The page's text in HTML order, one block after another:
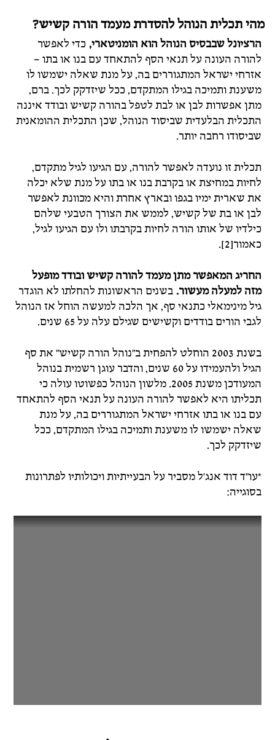
מהי תכלית הנוהל להסדרת מעמד הורה קשיש?
הרציונל שבבסיס הנוהל הוא הומניטארי, כדי לאפשר
להורה העונה על תנאי הסף להתאחד עם בנו או בתו –
אזרחי ישראל המתגוררים בה, על מנת שאלה ישמשו לו
משענת ותמיכה בגילו המתקדם, ככל שיזדקק לכך. ברם,
מתן אפשרות לבן או לבת לטפל בהורה קשיש ובודד איננה
התכלית הבלעדית שביסוד הנוהל, שכן התכלית ההומאנית
שביסודו רחבה יותר.
תכלית זו נועדה לאפשר להורה, עם הגיעו לגיל מתקדם,
לחיות במחיצת או בקרבת בנו או בתו על מנת שלא יכלה
את שארית ימיו בגפו ובארץ אחרת והיא מכוונת לאפשר
לבן או בת של קשיש, לממש את הצורך הטבעי שלהם
כילדיו של אותו הורה לחיות בקרבתו ולו עם הגיעו לגיל,
כאמור[2].
החריג המאפשר מתן מעמד להורה קשיש ובודד מופעל
מזה למעלה מעשור. בשנים הראשונות להחלתו לא הוגדר
גיל מינימאלי כתנאי סף, אך הלכה למעשה הוחל אז הנוהל
לגבי הורים בודדים וקשישים שגילם עלה על 65 שנים.
בשנת 2003 הוחלט להפחית ב"נוהל הורה קשיש" את סף
הגיל ולהעמידו על 60 שנים, והדבר עוגן רשמית בנוהל
המעודכן משנת 2005. מלשון הנוהל כפשוטו עולה כי
תכליתו היא לאפשר להורה העונה על תנאי הסף להתאחד
עם בנו או בתו אזרחי ישראל המתגוררים בה, על מנת
שאלה ישמשו לו משענת ותמיכה בגילו המתקדם, ככל
שיזדקק לכך.
*עו"ד דוד אנג'ל מסביר על הבעייתיות ויכולותיו לפתרונות
בסוגייה: